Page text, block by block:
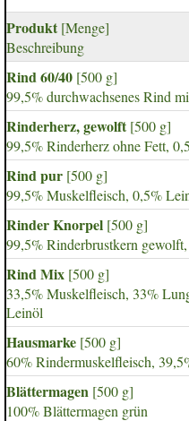
Produkt[Menge]
Beschreibung
Rind 60/40 [500 g]
99,5% durchwachsenes Rind
Rinderherz, gewolft[500 g]
99,5% Rinderherz ohne Fett,
Rind pur [500 g]
99,5% Muskelfleisch, 0,5%
Rinder Knorpel [500 g]
99,5% Rinderbrustkern
Rind Mix [500 g]
33,5% Muskelfleisch, 33%
Leinöl
Hausmarke [500 g]
60% Rindermuskelfleisch,
Blättermagen [500 g]
100% Blättermagen grün